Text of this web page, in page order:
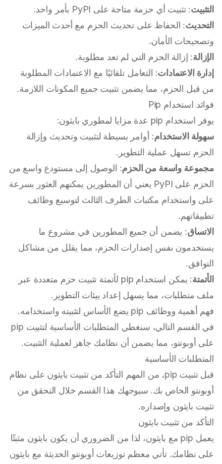
التثبيت: تثبيت أي حزمة متاحة على PyPI بأمر واحد.
التحديث: الحفاظ على تحديث الحزم مع أحدث الميزات
وتصحيحات الأمان.
الإزالة: إزالة الحزم التي لم تعد مطلوبة.
إدارة الاعتمادات: التعامل تلقائيًا مع الاعتمادات المطلوبة
من قبل الحزم، مما يضمن تثبيت جميع المكونات اللازمة.
فوائد استخدام Pip
يوفر استخدام pip عدة مزايا لمطوري بايثون:
سهولة الاستخدام: أوامر بسيطة لتثبيت وتحديث وإزالة
الحزم تسهل عملية التطوير.
مجموعة واسعة من الحزم: الوصول إلى مستودع واسع من
الحزم على PyPI يعني أن المطورين يمكنهم العثور بسرعة
على واستخدام مكتبات الطرف الثالث لتوسيع وظائف
تطبيقاتهم.
الاتساق: يضمن أن جميع المطورين في مشروع ما
يستخدمون نفس إصدارات الحزم، مما يقلل من مشاكل
التوافق.
الأتمتة
: يمكن استخدام pip لأتمتة تثبيت حزم متعددة عبر
ملف متطلبات، مما يسهل إعداد بيئات التطوير.
فهم أهمية ووظائف pip يضع الأساس لتثبيته واستخدامه.
في القسم التالي، سنغطي المتطلبات الأساسية لتثبيت pip
على أوبونتو، مما يضمن أن نظامك جاهز لعملية التثبيت.
المتطلبات الأساسية
قبل تثبيت pip، من المهم التأكد من تثبيت بايثون على نظام
أوبونتو الخاص بك. سيوجهك هذا القسم خلال التحقق من
تثبيت بايثون وإصداره.
التأكد من تثبيت بايثون
يعمل pip مع بايثون، لذا من الضروري أن يكون بايثون مثبتًا
على نظامك. تأتي معظم توزيعات أوبونتو الحديثة مع بايثون